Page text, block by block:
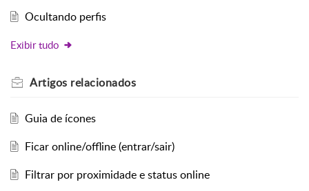
Ocultando perfis
Exibir tudo
Artigos relacionados
Guia de ícones
Ficar online/offline (entrar/sair)
Filtrar por proximidade e status online